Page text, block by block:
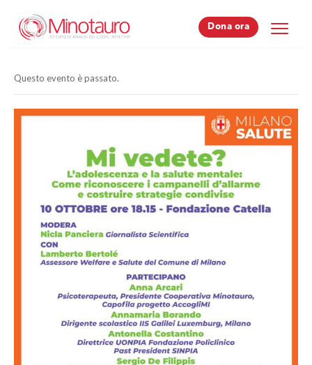
Dona ora
Dona ora
Questo evento è passato.